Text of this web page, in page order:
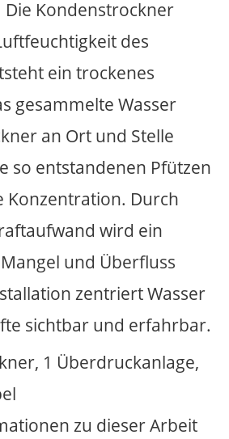
ohne äußeren
es durch eine
der
und beim
Der Vorgang
und ein
unterstützt.
Hupe,